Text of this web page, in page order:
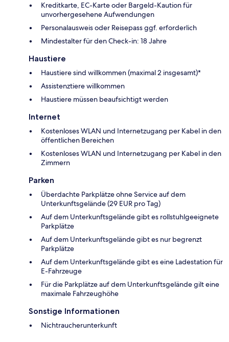
Kreditkarte, EC-Karte oder Bargeld-Kaution für
unvorhergesehene Aufwendungen
Personalausweis oder Reisepass ggf. erforderlich
Mindestalter für den Check-in: 18 Jahre
Haustiere
Haustiere sind willkommen (maximal 2 insgesamt)*
Assistenztiere willkommen
Haustiere müssen beaufsichtigt werden
Internet
Kostenloses WLAN und Internetzugang per Kabel in den
öffentlichen Bereichen
Kostenloses WLAN und Internetzugang per Kabel in den
Zimmern
Parken
Überdachte Parkplätze ohne Service auf dem
Unterkunftsgelände (29 EUR pro Tag)
Auf dem Unterkunftsgelände gibt es rollstuhlgeeignete
Parkplätze
Auf dem Unterkunftsgelände gibt es nur begrenzt
Parkplätze
Auf dem Unterkunftsgelände gibt es eine Ladestation für
E-Fahrzeuge
Für die Parkplätze auf dem Unterkunftsgelände gilt eine
maximale Fahrzeughöhe
Sonstige Informationen
Nichtraucherunterkunft